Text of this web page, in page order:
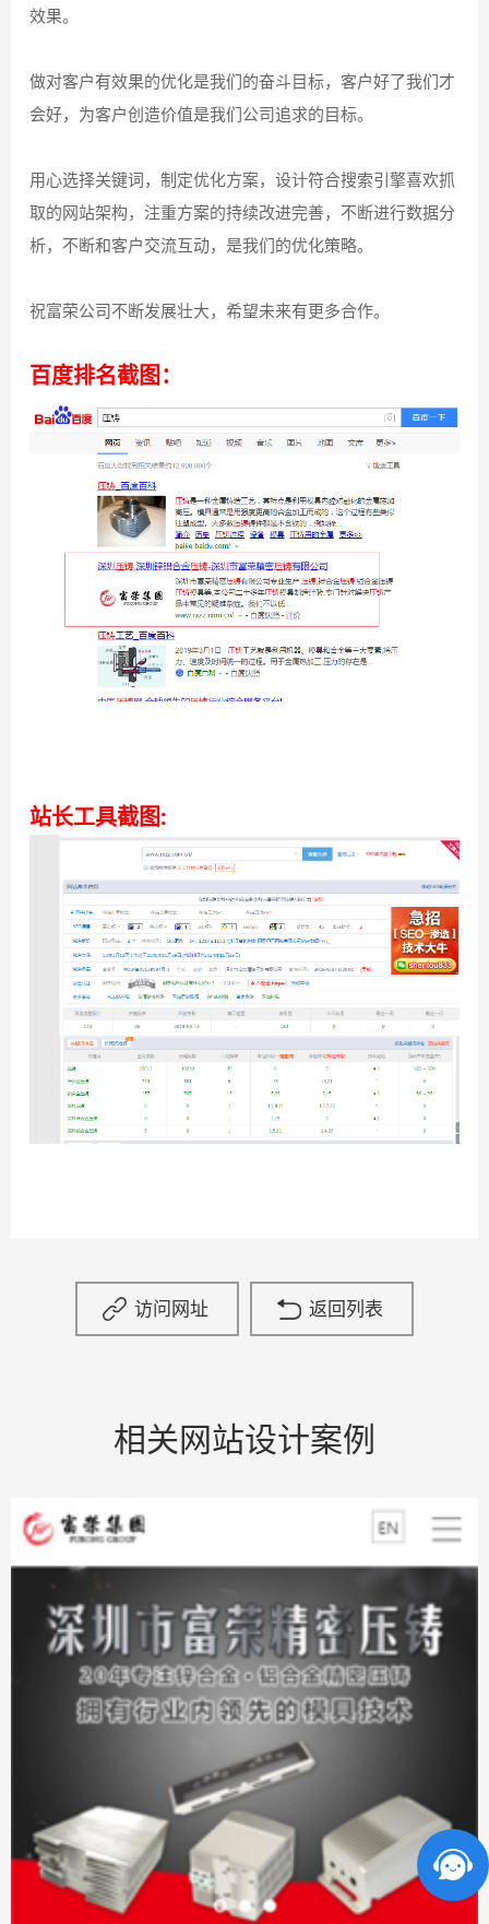
效果。
做对客户有效果的优化是我们的奋斗目标，客户好了我们才
会好，为客户创造价值是我们公司追求的目标。
用心选择关键词，制定优化方案，设计符合搜索引擎喜欢抓
取的网站架构，注重方案的持续改进完善，不断进行数据分
析，不断和客户交流互动，是我们的优化策略。
祝富荣公司不断发展壮大，希望未来有更多合作。
百度排名截图：
站长工具截图:
访问网址 返回列表
相关网站设计案例